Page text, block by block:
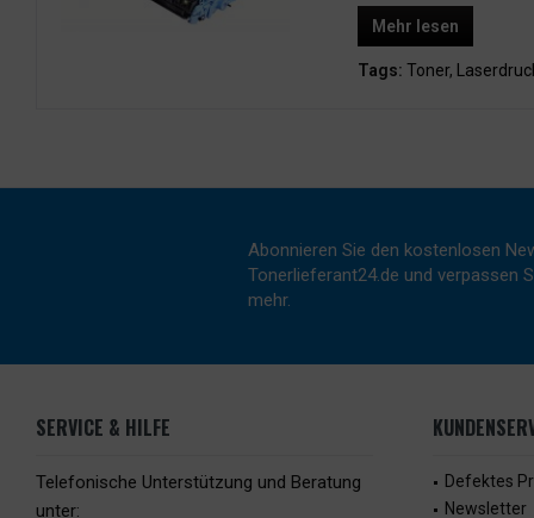
Mehr lesen
Tags: Toner,
Abonnieren Sie den kostenlosen
Tonerlieferant24.de und verpassen
mehr.
SERVICE & HILFE
Telefonische Unterstützung und Beratung
unter:
Defektes
Newsletter